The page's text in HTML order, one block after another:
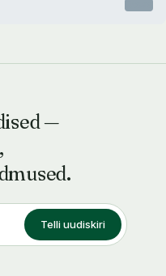
—
Telli uudiskiri